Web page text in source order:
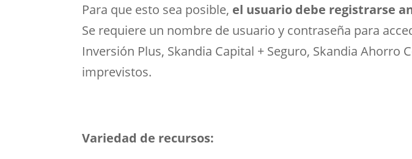
Para que esto sea posible, el usuario debe registrarse
Se requiere un nombre de usuario y contraseña para
Inversión Plus, Skandia Capital + Seguro, Skandia Ahorro
imprevistos.
Variedad de recursos: